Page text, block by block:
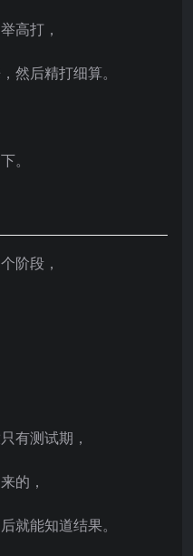
高打，
然后精打细算。
。
阶段，
有测试期，
的，
就能知道结果。